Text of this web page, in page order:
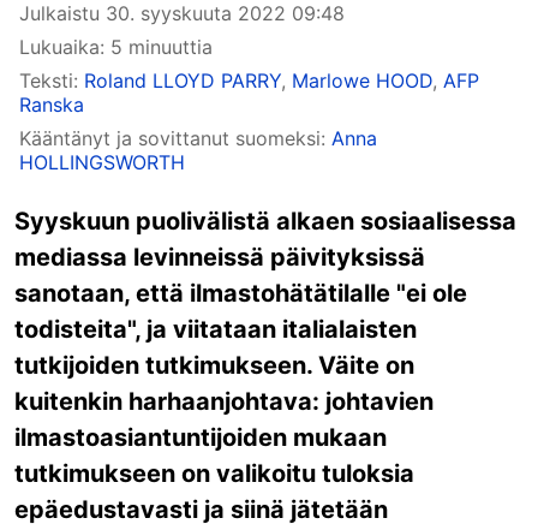
Julkaistu 30. syyskuuta 2022 09:48
Lukuaika: 5 minuuttia
Teksti: Roland LLOYD PARRY, Marlowe HOOD, AFP
Ranska
Kääntänyt ja sovittanut suomeksi: Anna
HOLLINGSWORTH
Syyskuun puolivälistä alkaen sosiaalisessa
mediassa levinneissä päivityksissä
sanotaan, että ilmastohätätilalle "ei ole
todisteita", ja viitataan italialaisten
tutkijoiden tutkimukseen. Väite on
kuitenkin harhaanjohtava: johtavien
ilmastoasiantuntijoiden mukaan
tutkimukseen on valikoitu tuloksia
epäedustavasti ja siinä jätetään